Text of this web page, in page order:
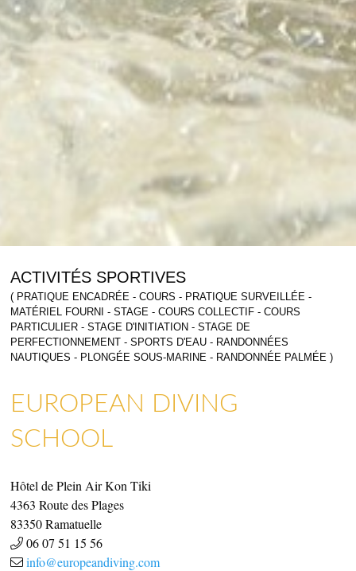
ARTISANAT & GALERIES D’ART
COMMERCES, SERVICES & ARTISANS
ACTIVITÉS SPORTIVES
( PRATIQUE ENCADRÉE - COURS - PRATIQUE SURVEILLÉE -
MATÉRIEL FOURNI - STAGE - COURS COLLECTIF - COURS
PARTICULIER - STAGE D'INITIATION - STAGE DE
PERFECTIONNEMENT - SPORTS D'EAU - RANDONNÉES
NAUTIQUES - PLONGÉE SOUS-MARINE - RANDONNÉE PALMÉE )
EUROPEAN DIVING
SCHOOL
Hôtel de Plein Air Kon Tiki
4363 Route des Plages
83350 Ramatuelle
06 07 51 15 56
info@europeandiving.com